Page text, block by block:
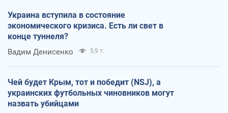
Украина вступила в состояние
экономического кризиса. Есть ли свет в
конце туннеля?
Вадим Денисенко 5,9 т.
Чей будет Крым, тот и победит (NSJ), а
украинских футбольных чиновников могут
назвать убийцами